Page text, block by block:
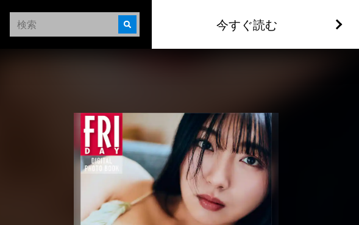
今すぐ読む